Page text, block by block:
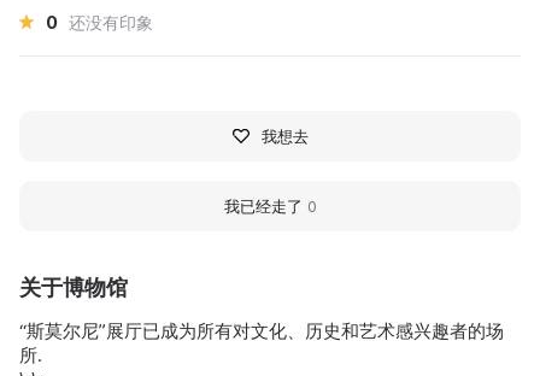
关于博物馆
“斯莫尔尼”展厅已成为所有对文化、历史和艺术感兴趣者的场
所.
0 还没有印象
我想去
我已经走了 0